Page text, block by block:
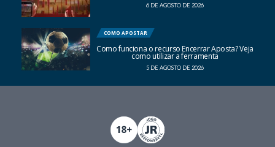
6 DE AGOSTO DE 2026
COMO APOSTAR
Como funciona o recurso Encerrar Aposta? Veja
como utilizar a ferramenta
5 DE AGOSTO DE 2026